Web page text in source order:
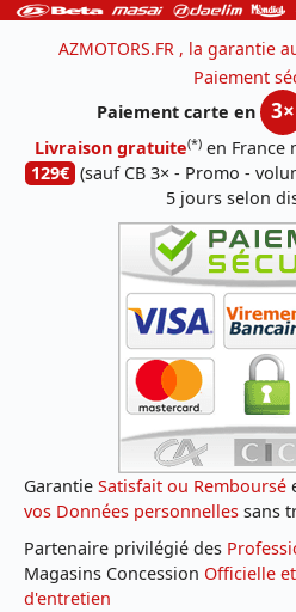
AZMOTORS.FR , la garantie
Paiement
Paiement carte en
3×
Livraison gratuite(*) en France
129€ (sauf CB 3× - Promo -
5 jours selon
Garantie Satisfait ou Remboursé
vos Données personnelles sans
Partenaire privilégié des
Magasins Concession Officielle
d'entretien